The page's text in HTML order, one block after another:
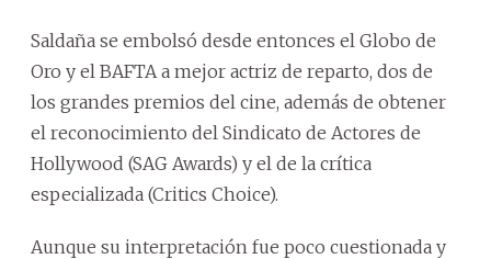
Saldaña se embolsó desde entonces el Globo de
Oro y el BAFTA a mejor actriz de reparto, dos de
los grandes premios del cine, además de obtener
el reconocimiento del Sindicato de Actores de
Hollywood (SAG Awards) y el de la crítica
especializada (Critics Choice).
Aunque su interpretación fue poco cuestionada y